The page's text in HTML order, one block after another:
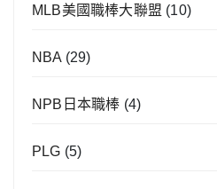
MLB美國職棒大聯盟 (10)
NBA (29)
NPB日本職棒 (4)
PLG (5)